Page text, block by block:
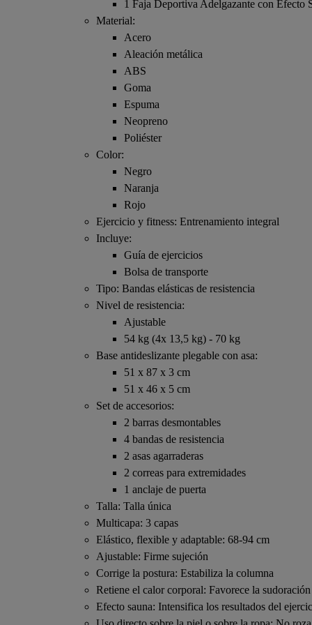
1 Faja Deportiva Adelgazante con Efecto
Material:
Acero
Aleación metálica
ABS
Goma
Espuma
Neopreno
Poliéster
Color:
Negro
Naranja
Rojo
Ejercicio y fitness: Entrenamiento integral
Incluye:
Guía de ejercicios
Bolsa de transporte
Tipo: Bandas elásticas de resistencia
Nivel de resistencia:
Ajustable
54 kg (4x 13,5 kg) - 70 kg
Base antideslizante plegable con asa:
51 x 87 x 3 cm
51 x 46 x 5 cm
Set de accesorios:
2 barras desmontables
4 bandas de resistencia
2 asas agarraderas
2 correas para extremidades
1 anclaje de puerta
Talla: Talla única
Multicapa: 3 capas
Elástico, flexible y adaptable: 68-94 cm
Ajustable: Firme sujeción
Corrige la postura: Estabiliza la columna
Retiene el calor corporal: Favorece la sudoración
Efecto sauna: Intensifica los resultados del